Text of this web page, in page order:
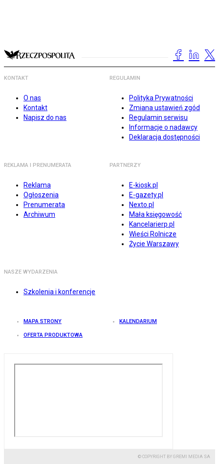
KONTAKT
O nas
Kontakt
Napisz do nas
REGULAMIN
Polityka Prywatności
Zmiana ustawień zgód
Regulamin serwisu
Informacje o nadawcy
Deklaracja dostępności
REKLAMA I PRENUMERATA
Reklama
Ogłoszenia
Prenumerata
Archiwum
PARTNERZY
E-kiosk.pl
E-gazety.pl
Nexto.pl
Mała księgowość
Kancelarierp.pl
Wieści Rolnicze
Życie Warszawy
NASZE WYDARZENIA
Szkolenia i konferencje
MAPA STRONY KALENDARIUM
OFERTA PRODUKTOWA
© COPYRIGHT BY GREMI MEDIA SA